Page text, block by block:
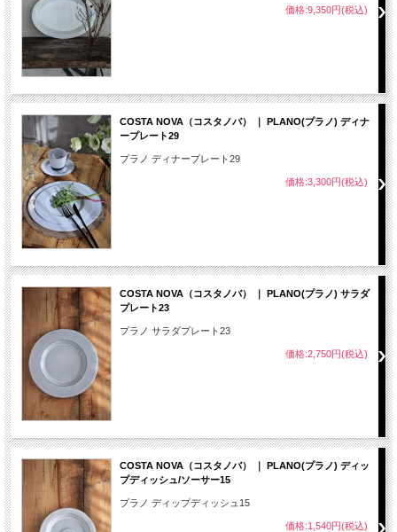
価格:9,350円(税込)
COSTA NOVA（コスタノバ） ｜ PLANO(プラノ) ディナ
ープレート29
プラノ ディナープレート29
価格:3,300円(税込)
COSTA NOVA（コスタノバ） ｜ PLANO(プラノ) サラダ
プレート23
プラノ サラダプレート23
価格:2,750円(税込)
COSTA NOVA（コスタノバ） ｜ PLANO(プラノ) ディッ
プディッシュ/ソーサー15
プラノ ディップディッシュ15
価格:1,540円(税込)